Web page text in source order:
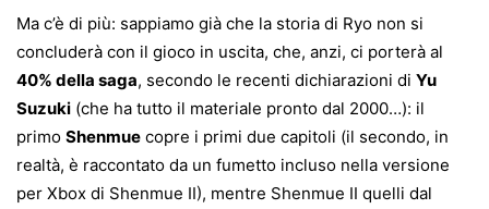
Ma c’è di più: sappiamo già che la storia di Ryo non si
concluderà con il gioco in uscita, che, anzi, ci porterà al
40% della saga, secondo le recenti dichiarazioni di Yu
Suzuki (che ha tutto il materiale pronto dal 2000…): il
primo Shenmue copre i primi due capitoli (il secondo, in
realtà, è raccontato da un fumetto incluso nella versione
per Xbox di Shenmue II), mentre Shenmue II quelli dal